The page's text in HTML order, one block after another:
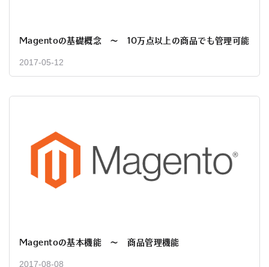
Magentoの基礎概念 〜 10万点以上の商品でも管理可能
2017-05-12
Magentoの基本機能 〜 商品管理機能
2017-08-08